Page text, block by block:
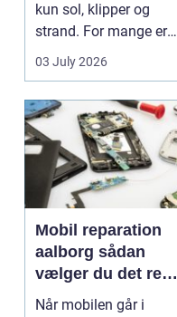
kun sol, klipper og
strand. For mange er
en stabil intern...
03 July 2026
Mobil reparation
aalborg sådan
vælger du det rette
værksted
Når mobilen går i